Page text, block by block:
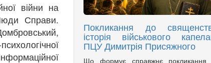
війни на
Справи.
Покликання до
історія військового
ПЦУ Димитрія Присяжного
Що формує справжнє покликання